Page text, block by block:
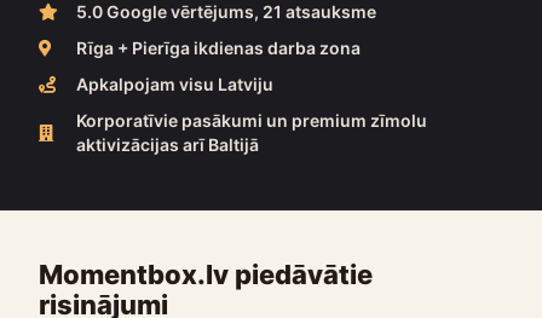
5.0 Google vērtējums, 21 atsauksme
Rīga + Pierīga ikdienas darba zona
Apkalpojam visu Latviju
Korporatīvie pasākumi un premium zīmolu
aktivizācijas arī Baltijā
Momentbox.lv piedāvātie
risinājumi